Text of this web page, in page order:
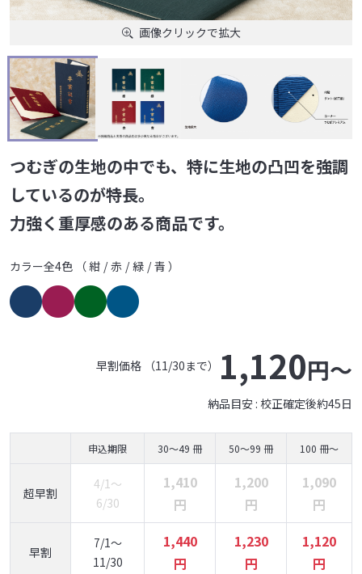
画像クリックで拡大
つむぎの生地の中でも、特に生地の凸凹を強調
しているのが特長。
力強く重厚感のある商品です。
カラー全4色 （紺 赤 緑 青 ）
早割価格 （11/30まで） 1,120
納品目安 : 校正確定後約45日
申込期限 30～49 冊 50～99 冊 100 冊～
超早割
4/1～
6/30
1,410
円
1,200
円
1,090
円
早割
7/1～
11/30
1,440
円
1,230
円
1,120
円